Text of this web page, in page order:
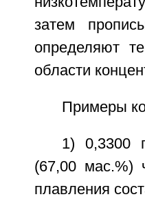
затем
определяют
области
Примеры
1) 0,3300
(67,00 мас.%)
плавления